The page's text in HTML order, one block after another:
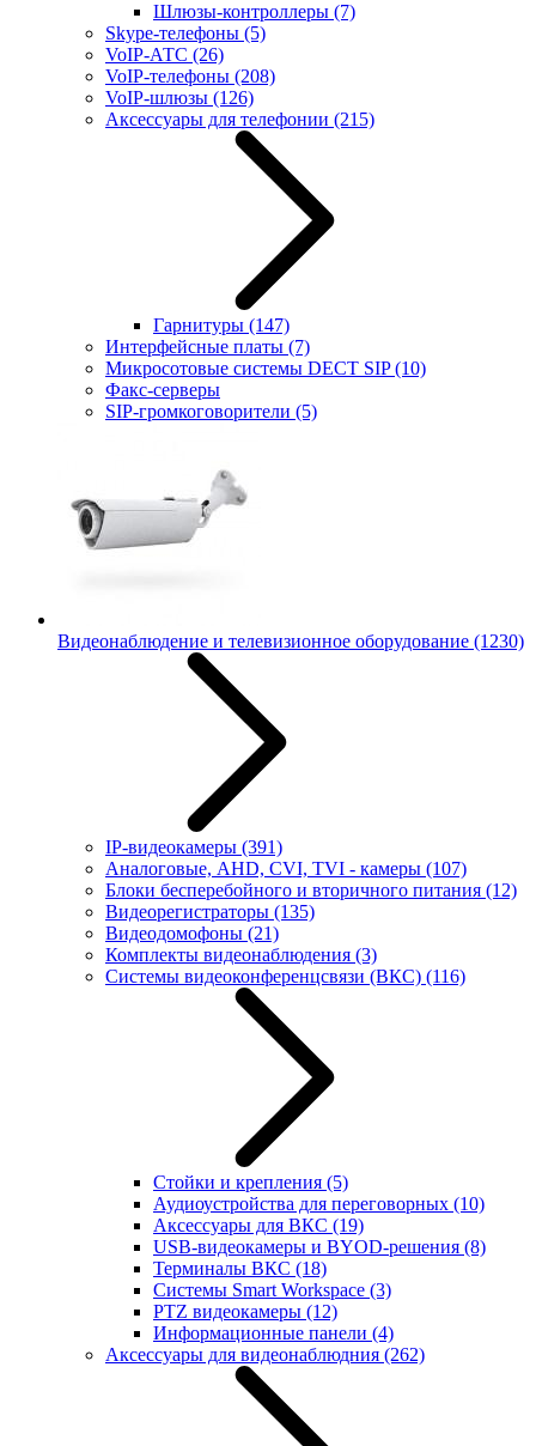
Шлюзы-контроллеры (7)
Skype-телефоны (5)
VoIP-АТС (26)
VoIP-телефоны (208)
VoIP-шлюзы (126)
Аксессуары для телефонии (215)
Гарнитуры (147)
Интерфейсные платы (7)
Микросотовые системы DECT SIP(10)
Факс-серверы
SIP-громкоговорители (5)
Видеонаблюдение и телевизионное оборудование (1230)
IP-видеокамеры (391)
Аналоговые, AHD, CVI, TVI - камеры (107)
Блоки бесперебойного и вторичного питания (12)
Видеорегистраторы (135)
Видеодомофоны (21)
Комплекты видеонаблюдения (3)
Системы видеоконференцсвязи (ВКС) (116)
Стойки и крепления (5)
Аудиоустройства для переговорных (10)
Аксессуары для ВКС (19)
USB-видеокамеры и BYOD-решения (8)
Терминалы ВКС (18)
Системы Smart Workspace (3)
PTZ видеокамеры (12)
Информационные панели (4)
Аксессуары для видеонаблюдния (262)